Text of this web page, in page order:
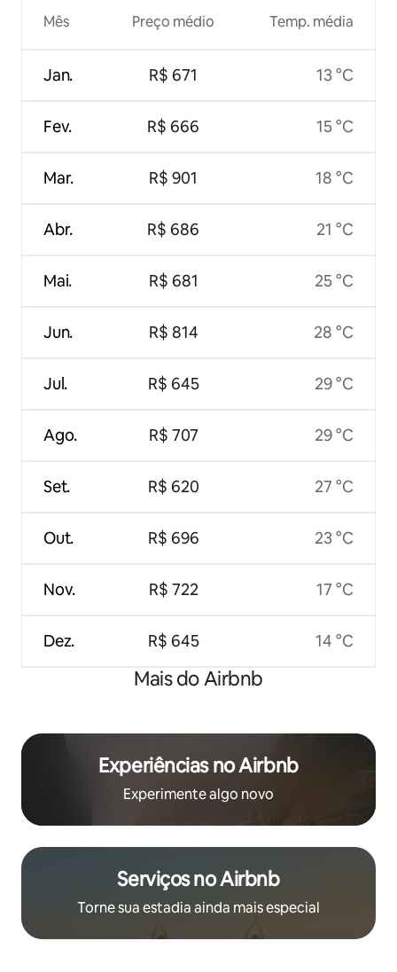
Mês
Jan.
Fev.
Mar.
Abr.
Mai.
Jun.
Jul.
Ago.
Set.
Out.
Nov.
Dez.
Preço médio
R$ 671
R$ 666
R$ 901
R$ 686
R$ 681
R$ 814
R$ 645
R$ 707
R$ 620
R$ 696
R$ 722
R$ 645
Temp. média
13 °C
15 °C
18 °C
21 °C
25 °C
28 °C
29 °C
29 °C
27 °C
23 °C
17 °C
14 °C
Mais do Airbnb
Experiências no Airbnb
Experimente algo novo
Serviços no Airbnb
Torne sua estadia ainda mais especial